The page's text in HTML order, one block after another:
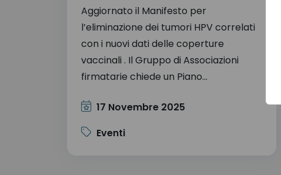
Aggiornato il Manifesto per
l’eliminazione dei tumori HPV correlati
con i nuovi dati delle coperture
vaccinali . Il Gruppo di Associazioni
firmatarie chiede un Piano...
17 Novembre 2025
Eventi